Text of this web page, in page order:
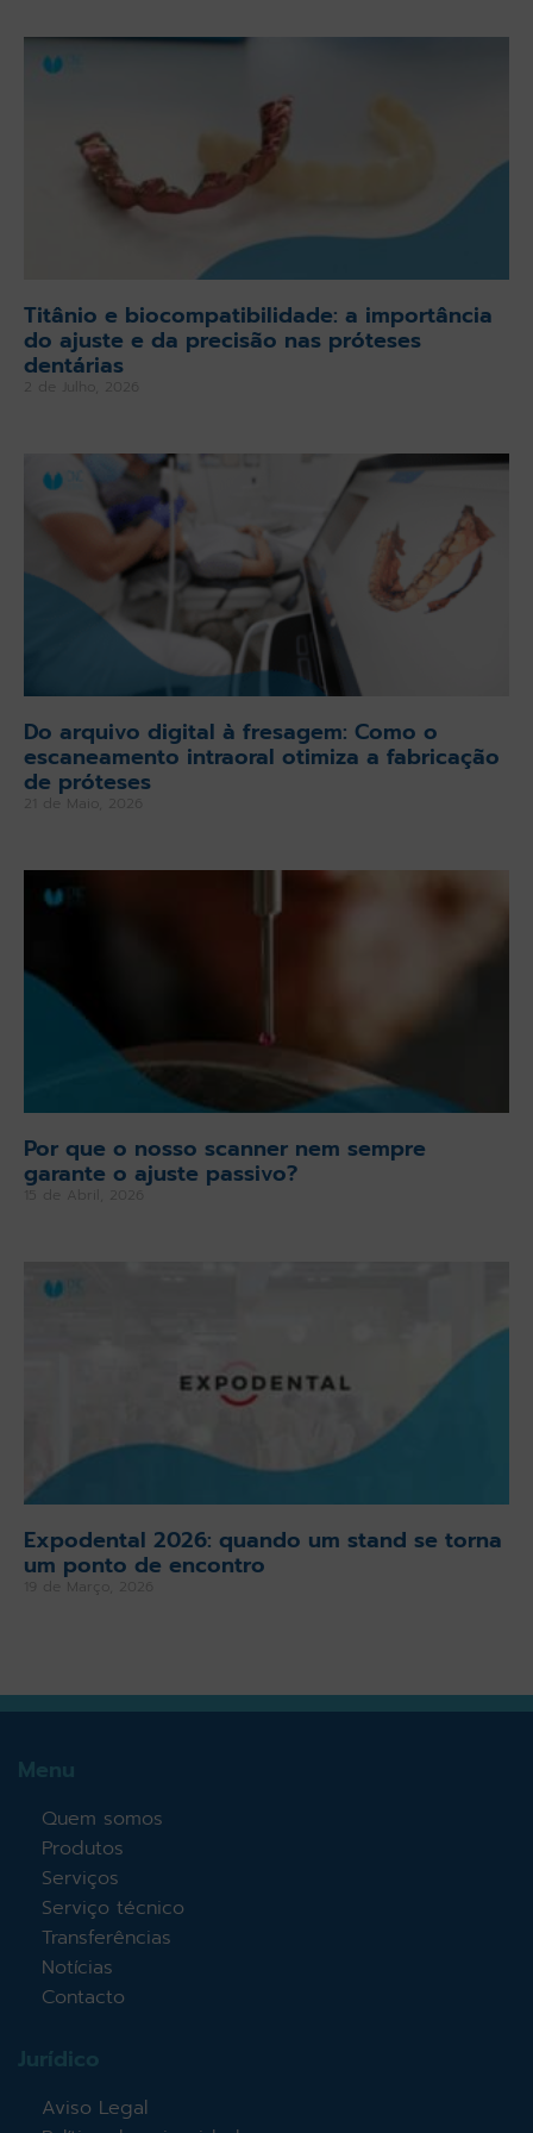
Titânio e biocompatibilidade: a importância
do ajuste e da precisão nas próteses
dentárias
2 de Julho, 2026
Do arquivo digital à fresagem: Como o
escaneamento intraoral otimiza a fabricação
de próteses
21 de Maio, 2026
Por que o nosso scanner nem sempre
garante o ajuste passivo?
15 de Abril, 2026
Expodental 2026: quando um stand se torna
um ponto de encontro
19 de Março, 2026
Menu
Quem somos
Produtos
Serviços
Serviço técnico
Transferências
Notícias
Contacto
Jurídico
Aviso Legal